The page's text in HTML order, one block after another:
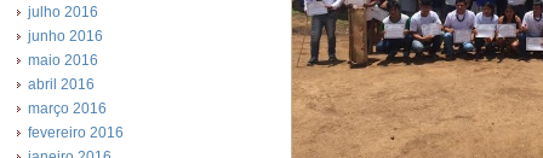
julho 2016
junho 2016
maio 2016
abril 2016
março 2016
fevereiro 2016